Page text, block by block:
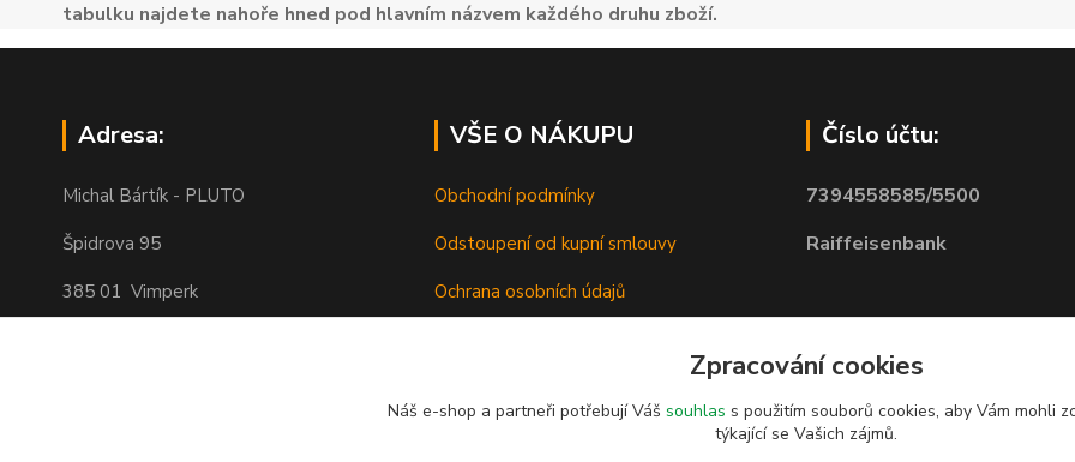
tabulku najdete nahoře hned pod hlavním názvem každého druhu zboží.
Adresa:
Michal Bártík - PLUTO
Špidrova 95
385 01 Vimperk
VŠE O NÁKUPU
Obchodní podmínky
Odstoupení od kupní smlouvy
Ochrana osobních údajů
Číslo účtu:
7394558585/5500
Raiffeisenbank
Zpracování cookies
Náš e-shop a partneři potřebují Váš souhlas s použitím souborů cookies, aby Vám mohli
týkající se Vašich zájmů.